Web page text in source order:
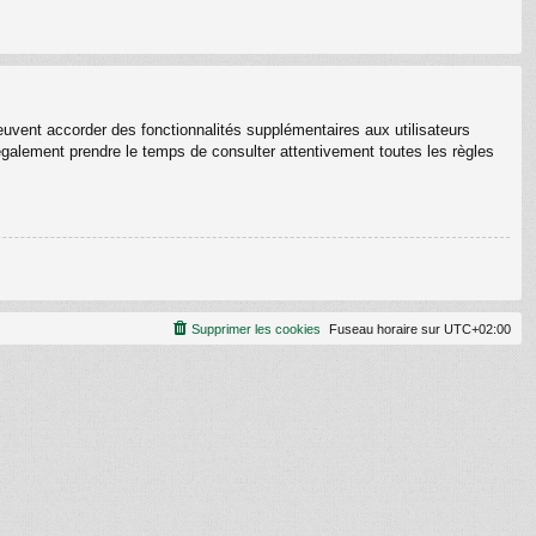
accorder des fonctionnalités supplémentaires aux utilisateurs
prendre le temps de consulter attentivement toutes les règles
Fuseau horaire sur UTC+02:00
Supprimer les cookies